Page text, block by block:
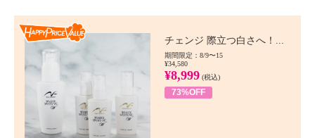
チェンジ 際立つ白さへ！...
期間限定：8/9〜15
¥34,580
¥8,999 (税込)
73%OFF